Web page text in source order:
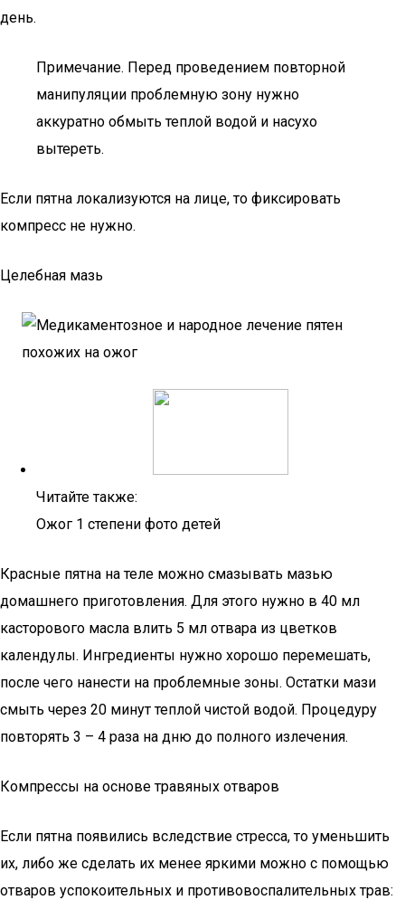
день.
Примечание. Перед проведением повторной
манипуляции проблемную зону нужно
аккуратно обмыть теплой водой и насухо
вытереть.
Если пятна локализуются на лице, то фиксировать
компресс не нужно.
Целебная мазь
Читайте также:
Ожог 1 степени фото детей
Красные пятна на теле можно смазывать мазью
домашнего приготовления. Для этого нужно в 40 мл
касторового масла влить 5 мл отвара из цветков
календулы. Ингредиенты нужно хорошо перемешать,
после чего нанести на проблемные зоны. Остатки мази
смыть через 20 минут теплой чистой водой. Процедуру
повторять 3 – 4 раза на дню до полного излечения.
Компрессы на основе травяных отваров
Если пятна появились вследствие стресса, то уменьшить
их, либо же сделать их менее яркими можно с помощью
отваров успокоительных и противовоспалительных трав: